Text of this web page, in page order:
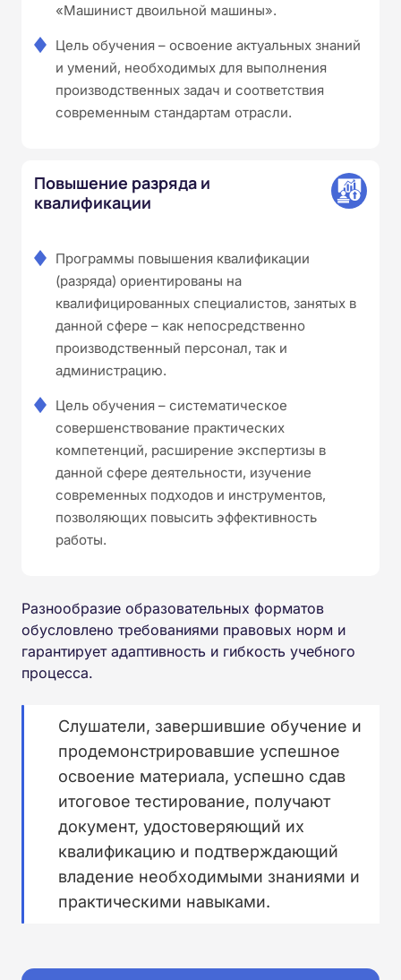
«Машинист двоильной машины».
Цель обучения – освоение актуальных знаний
и умений, необходимых для выполнения
производственных задач и соответствия
современным стандартам отрасли.
Повышение разряда и
квалификации
Программы повышения квалификации
(разряда) ориентированы на
квалифицированных специалистов, занятых в
данной сфере – как непосредственно
производственный персонал, так и
администрацию.
Цель обучения – систематическое
совершенствование практических
компетенций, расширение экспертизы в
данной сфере деятельности, изучение
современных подходов и инструментов,
позволяющих повысить эффективность
работы.
Разнообразие образовательных форматов
обусловлено требованиями правовых норм и
гарантирует адаптивность и гибкость учебного
процесса.
Слушатели, завершившие обучение и
продемонстрировавшие успешное
освоение материала, успешно сдав
итоговое тестирование, получают
документ, удостоверяющий их
квалификацию и подтверждающий
владение необходимыми знаниями и
практическими навыками.